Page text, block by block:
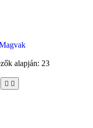
alapján: 23
 